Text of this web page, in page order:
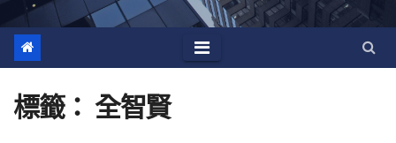
標籤： 全智賢